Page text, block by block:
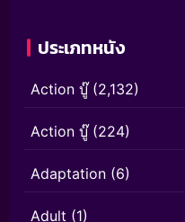
ประเภทหนัง
Action บู๊(2,132)
Action บู๊(224)
Adaptation (6)
Adult (1)